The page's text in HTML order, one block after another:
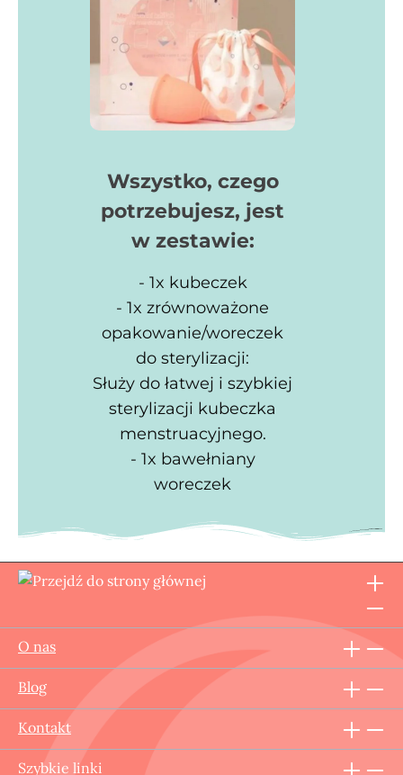
Wszystko, czego
potrzebujesz, jest
w zestawie:
- 1x kubeczek
- 1x zrównoważone
opakowanie/woreczek
do sterylizacji:
Służy do łatwej i szybkiej
sterylizacji kubeczka
menstruacyjnego.
- 1x bawełniany
woreczek
O nas
Blog
Kontakt
Szybkie linki